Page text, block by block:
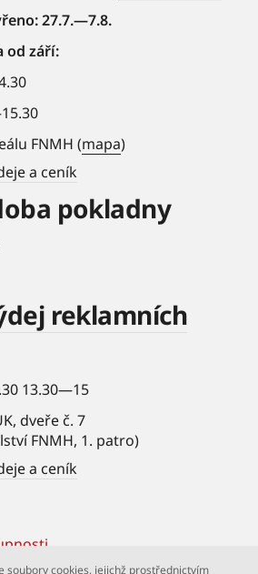
27.7.—7.8.
od září:
FNMH (mapa)
a ceník
pokladny
reklamních
13.30—15
dveře č. 7
FNMH, 1. patro)
a ceník
soubory cookies, jejichž prostřednictvím